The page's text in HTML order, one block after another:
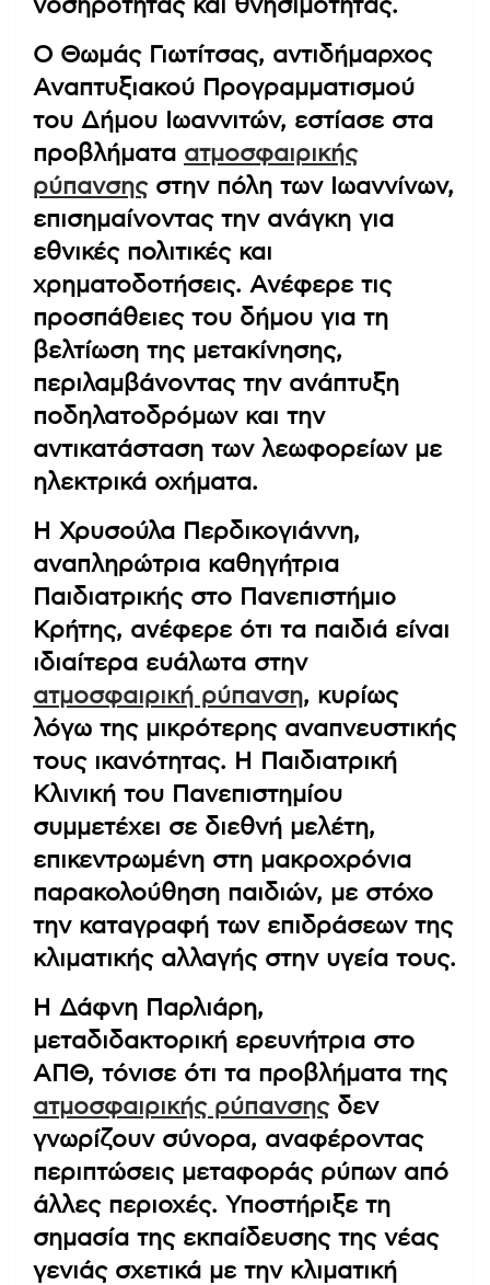
νοσηρότητας και θνησιμότητας.
Ο Θωμάς Γιωτίτσας, αντιδήμαρχος
Αναπτυξιακού Προγραμματισμού
του Δήμου Ιωαννιτών, εστίασε στα
προβλήματα ατμοσφαιρικής
ρύπανσηςστην πόλη των Ιωαννίνων,
επισημαίνοντας την ανάγκη για
εθνικές πολιτικές και
χρηματοδοτήσεις. Ανέφερε τις
προσπάθειες του δήμου για τη
βελτίωση της μετακίνησης,
περιλαμβάνοντας την ανάπτυξη
ποδηλατοδρόμων και την
αντικατάσταση των λεωφορείων με
ηλεκτρικά οχήματα.
Η Χρυσούλα Περδικογιάννη,
αναπληρώτρια καθηγήτρια
Παιδιατρικής στο Πανεπιστήμιο
Κρήτης, ανέφερε ότι τα παιδιά είναι
ιδιαίτερα ευάλωτα στην
ατμοσφαιρική ρύπανση, κυρίως
λόγω της μικρότερης αναπνευστικής
τους ικανότητας. Η Παιδιατρική
Κλινική του Πανεπιστημίου
συμμετέχει σε διεθνή μελέτη,
επικεντρωμένη στη μακροχρόνια
παρακολούθηση παιδιών, με στόχο
την καταγραφή των επιδράσεων της
κλιματικής αλλαγής στην υγεία τους.
Η Δάφνη Παρλιάρη,
μεταδιδακτορική ερευνήτρια στο
ΑΠΘ, τόνισε ότι τα προβλήματα της
ατμοσφαιρικής ρύπανσηςδεν
γνωρίζουν σύνορα, αναφέροντας
περιπτώσεις μεταφοράς ρύπων από
άλλες περιοχές. Υποστήριξε τη
σημασία της εκπαίδευσης της νέας
γενιάς σχετικά με την κλιματική